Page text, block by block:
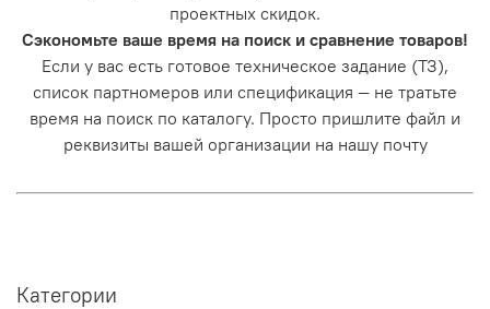
проектных скидок.
Сэкономьте ваше время на поиск и сравнение товаров!
Если у вас есть готовое техническое задание (ТЗ),
список партномеров или спецификация — не тратьте
время на поиск по каталогу. Просто пришлите файл и
реквизиты вашей организации на нашу почту
Категории